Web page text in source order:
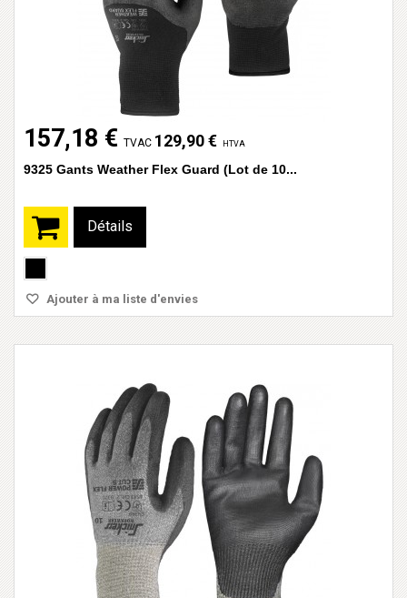
157,18 € TVAC 129,90 € HTVA
9325 Gants Weather Flex Guard (Lot de 10...
Détails
Ajouter à ma liste d'envies